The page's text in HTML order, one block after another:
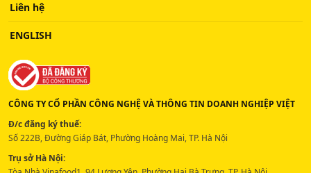
Liên hệ
ENGLISH
CÔNG TY CỔ PHẦN CÔNG NGHỆ VÀ THÔNG TIN DOANH NGHIỆP VIỆT
Đ/c đăng ký thuế:
Số 222B, Đường Giáp Bát, Phường Hoàng Mai, TP. Hà Nội
Trụ sở Hà Nội: